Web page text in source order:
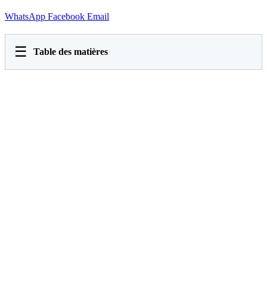
WhatsApp Facebook Email
☰ Table des matières